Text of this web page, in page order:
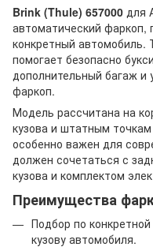
Brink (Thule) 657000 для
автоматический фаркоп,
конкретный автомобиль.
помогает безопасно
дополнительный багаж и
фаркоп.
Модель рассчитана на
кузова и штатным
особенно важен для
должен сочетаться с
кузова и комплектом
Преимущества
Подбор по
кузову автомобиля.